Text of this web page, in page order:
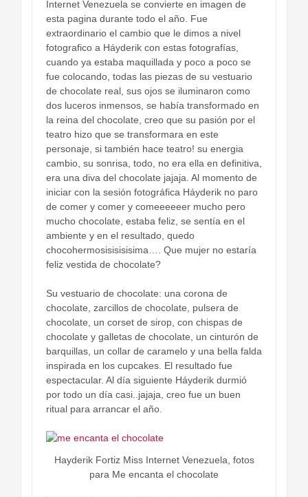
Internet Venezuela se convierte en imagen de
esta pagina durante todo el año. Fue
extraordinario el cambio que le dimos a nivel
fotografico a Háyderik con estas fotografías,
cuando ya estaba maquillada y poco a poco se
fue colocando, todas las piezas de su vestuario
de chocolate real, sus ojos se iluminaron como
dos luceros inmensos, se había transformado en
la reina del chocolate, creo que su pasión por el
teatro hizo que se transformara en este
personaje, si también hace teatro! su energia
cambio, su sonrisa, todo, no era ella en definitiva,
era una diva del chocolate jajaja. Al momento de
iniciar con la sesión fotográfica Háyderik no paro
de comer y comer y comeeeeeer mucho pero
mucho chocolate, estaba feliz, se sentía en el
ambiente y en el resultado, quedo
chocohermosisisisisima…. Que mujer no estaría
feliz vestida de chocolate?
Su vestuario de chocolate: una corona de
chocolate, zarcillos de chocolate, pulsera de
chocolate, un corset de sirop, con chispas de
chocolate y galletas de chocolate, un cinturón de
barquillas, un collar de caramelo y una bella falda
inspirada en los cupcakes. El resultado fue
espectacular. Al día siguiente Háyderik durmió
por todo un día casi..jajaja, creo fue un buen
ritual para arrancar el año.
Hayderik Fortiz Miss Internet Venezuela, fotos
para Me encanta el chocolate